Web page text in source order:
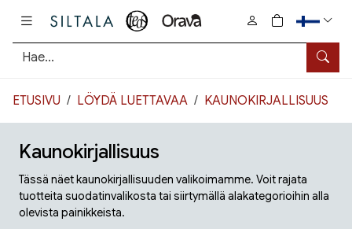
Hae
0
tuotetta
ETUSIVU LÖYDÄ LUETTAVAA KAUNOKIRJALLISUUS
Kaunokirjallisuus
Tässä näet kaunokirjallisuuden valikoimamme. Voit rajata
tuotteita suodatinvalikosta tai siirtymällä alakategorioihin alla
olevista painikkeista.